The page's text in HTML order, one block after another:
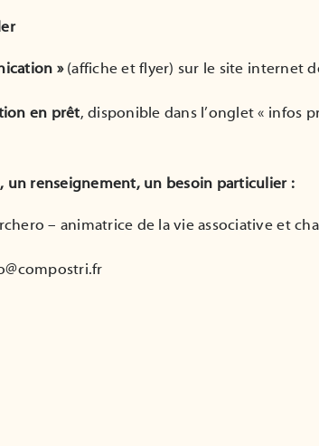
»(affiche et flyer) sur le site internet
en prêt, disponible dans l’onglet « infos
un renseignement, un besoin particulier :
– animatrice de la vie associative et